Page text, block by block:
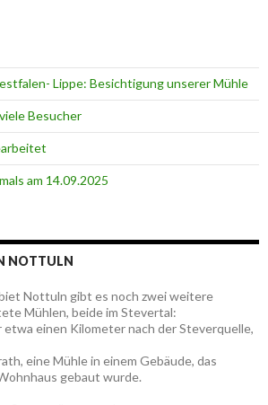
Lippe: Besichtigung unserer Mühle
Besucher
am 14.09.2025
NOTTULN
Nottuln gibt es noch zwei weitere
Mühlen, beide im Stevertal:
einen Kilometer nach der Steverquelle,
eine Mühle in einem Gebäude, das
gebaut wurde.